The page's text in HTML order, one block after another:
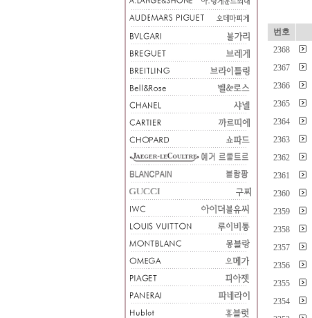
번호
2368
2367
2366
2365
2364
2363
2362
2361
2360
2359
2358
2357
2356
2355
2354